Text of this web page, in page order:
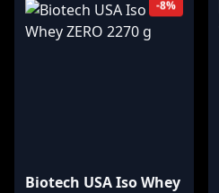
-8%
Biotech USA Iso Whey